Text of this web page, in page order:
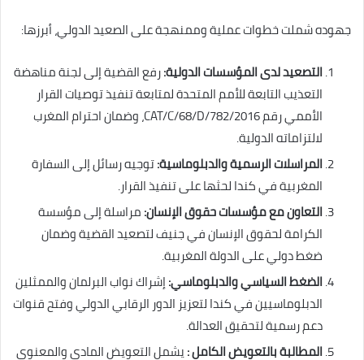
جهوده شملت خطوات عملية وممنهجة على الصعيد الدولي، أبرزها:
التصعيد لدى المؤسسات الدولية:رفع القضية إلى لجنة مناهضة
التعذيب التابعة للأمم المتحدة لمتابعة تنفيذ توصيات القرار
الأممي رقم CAT/C/68/D/782/2016، وضمان احترام المغرب
لالتزاماته الدولية.
المراسلات الرسمية والدبلوماسية:توجيه رسائل إلى السفارة
المغربية في كندا لحثها على تنفيذ القرار.
التعاون مع مؤسسات حقوق الإنسان:مراسلة إلى مؤسسة
الكرامة لحقوق الإنسان في جنيف لتصعيد القضية وضمان
ضغط دولي على الدولة المغربية.
الضغط السياسي والدبلوماسي:إشراك نواب البرلمان والممثلين
الدبلوماسيين في كندا لتعزيز الدور الرقابي الدولي وفتح قنوات
دعم رسمية لتحقيق العدالة.
المطالبة بالتعويض الكامل:يشمل التعويض المادي والمعنوي